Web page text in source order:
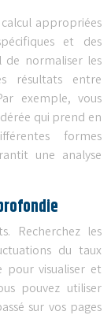
appropriées
et des
de normaliser les
résultats entre
exemple, vous
qui prend en
formes
une analyse
Recherchez les
du taux
pour visualiser et
pouvez utiliser
sur vos pages